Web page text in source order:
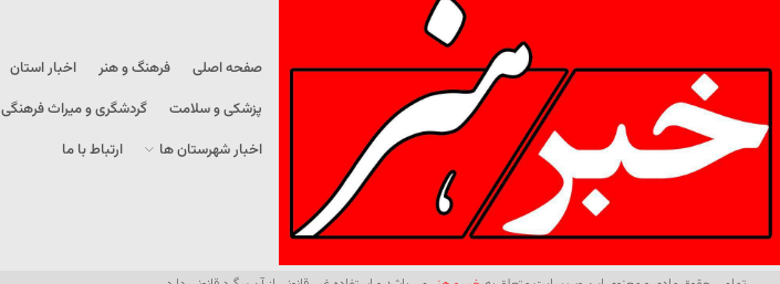
صفحه اصلی فرهنگ و هنر اخبار استان
پزشکی و سلامت
گردشگری و میراث فرهنگی
اخبار شهرستان ها
ارتباط با ما